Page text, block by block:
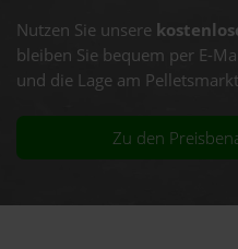
Nutzen Sie unsere
bleiben Sie bequem per E-
und die Lage am
Zu den